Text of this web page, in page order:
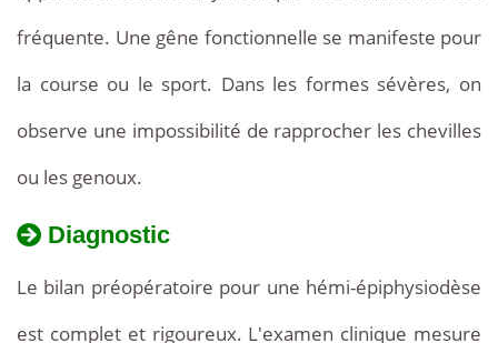
fréquente. Une gêne fonctionnelle se manifeste pour
la course ou le sport. Dans les formes sévères, on
observe une impossibilité de rapprocher les chevilles
ou les genoux.
Diagnostic
Le bilan préopératoire pour une hémi-épiphysiodèse
est complet et rigoureux. L'examen clinique mesure